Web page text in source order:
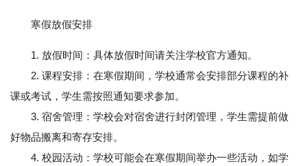
寒假放假安排
1. 放假时间：具体放假时间请关注学校官方通知。
2. 课程安排：在寒假期间，学校通常会安排部分课程的补
课或考试，学生需按照通知要求参加。
3. 宿舍管理：学校会对宿舍进行封闭管理，学生需提前做
好物品搬离和寄存安排。
4. 校园活动：学校可能会在寒假期间举办一些活动，如学